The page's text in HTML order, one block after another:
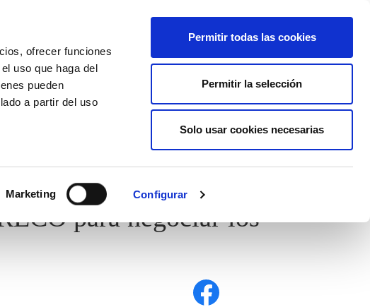
ofrecer funciones
uso que haga del
pueden
a partir del uso
Marketing Configurar
Permitir todas las cookies
Permitir la selección
Solo usar cookies necesarias
AFÍLIATE
para negociar los